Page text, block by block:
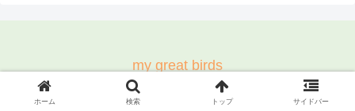
my great birds
© 2021-2026 my great birds.
ホーム 検索 トップ サイドバー